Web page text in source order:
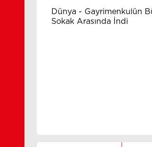
Dünya - Gayrimenkulün
Sokak Arasında İndi